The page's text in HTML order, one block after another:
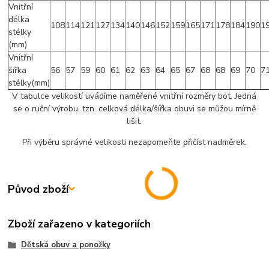
Vnitřní
délka
stélky
(mm)
108114121127134140146152159165171178184190
Vnitřní
šířka
stélky(mm)
56 57 59 60 61 62 63 64 65 67 68 68 69 70
V tabulce velikostí uvádíme naměřené vnitřní rozměry bot. Jedná
se o ruční výrobu, tzn. celková délka/šířka obuvi se můžou mírně
lišit.
Při výběru správné velikosti nezapomeňte přičíst nadměrek.
Původ zboží
Zboží zařazeno v kategoriích
Dětská obuv a ponožky